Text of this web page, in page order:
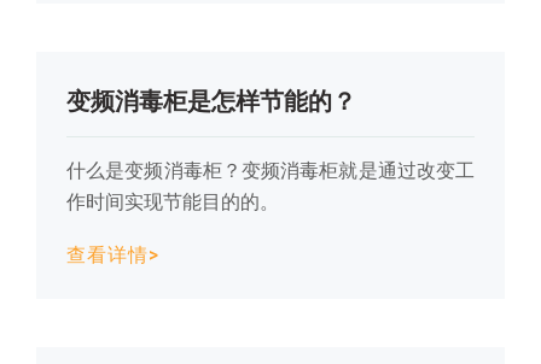
变频消毒柜是怎样节能的？
什么是变频消毒柜？变频消毒柜就是通过改变工
作时间实现节能目的的。
查看详情>